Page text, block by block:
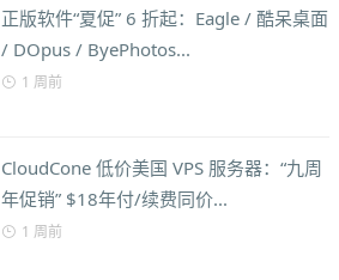
正版软件“夏促” 6 折起：Eagle / 酷呆桌面
/ DOpus / ByePhotos...
1 周前
CloudCone 低价美国 VPS 服务器：“九周
年促销” $18年付/续费同价...
1 周前